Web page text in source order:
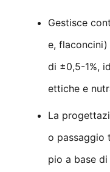
Gestisce
e,
di ±0,5-1%,
ettiche e
La
o passaggio
pio a base